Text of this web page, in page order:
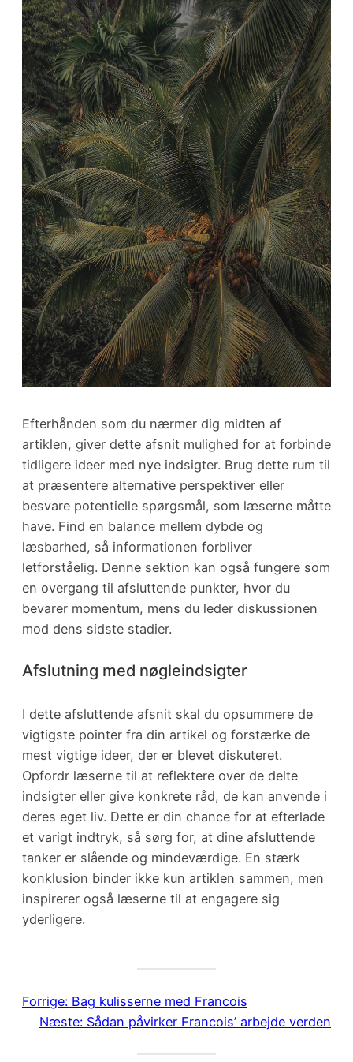
Efterhånden som du nærmer dig midten af
artiklen, giver dette afsnit mulighed for at forbinde
tidligere ideer med nye indsigter. Brug dette rum til
at præsentere alternative perspektiver eller
besvare potentielle spørgsmål, som læserne måtte
have. Find en balance mellem dybde og
læsbarhed, så informationen forbliver
letforståelig. Denne sektion kan også fungere som
en overgang til afsluttende punkter, hvor du
bevarer momentum, mens du leder diskussionen
mod dens sidste stadier.
Afslutning med nøgleindsigter
I dette afsluttende afsnit skal du opsummere de
vigtigste pointer fra din artikel og forstærke de
mest vigtige ideer, der er blevet diskuteret.
Opfordr læserne til at reflektere over de delte
indsigter eller give konkrete råd, de kan anvende i
deres eget liv. Dette er din chance for at efterlade
et varigt indtryk, så sørg for, at dine afsluttende
tanker er slående og mindeværdige. En stærk
konklusion binder ikke kun artiklen sammen, men
inspirerer også læserne til at engagere sig
yderligere.
Forrige: Bag kulisserne med Francois
Næste: Sådan påvirker Francois’ arbejde verden